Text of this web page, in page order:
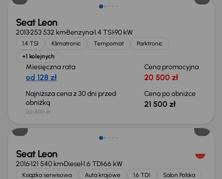
Seat Leon
2013253 532 kmBenzyna1.4 TSI90 kW
1.4 TSI Klimatronic Tempomat
Parktronic
+1 kolejnych
Miesięczna rata
od 128 zł
Cena promocyjna
20 500 zł
Najniższa cena z 30 dni przed
obniżką
22 500 zł
Cena po obniżce
21 500 zł
Seat Leon
2016121 540 kmDiesel1.6 TDI66 kW
Książka serwisowa Auta krajowe 1.6 TDI
Salon Polska